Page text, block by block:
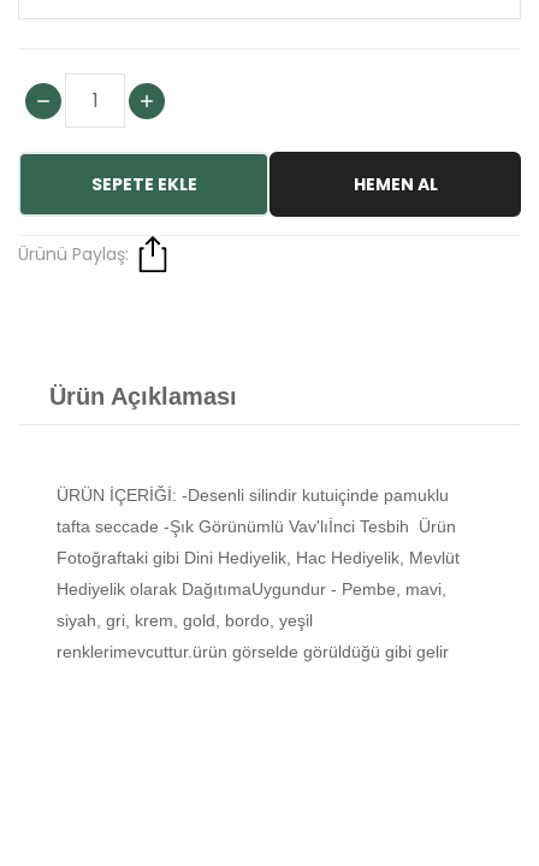
SEPETE EKLE HEMEN AL
Ürünü Paylaş:
Ürün Açıklaması
ÜRÜN İÇERİĞİ: -Desenli silindir kutuiçinde pamuklu
tafta seccade -Şık Görünümlü Vav'lıİnci Tesbih Ürün
Fotoğraftaki gibi Dini Hediyelik, Hac Hediyelik, Mevlüt
Hediyelik olarak DağıtımaUygundur - Pembe, mavi,
siyah, gri, krem, gold, bordo, yeşil
renklerimevcuttur.ürün görselde görüldüğü gibi gelir